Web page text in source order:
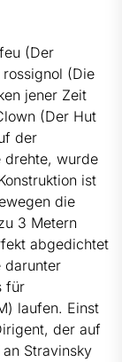
(Der
rossignol (Die
jener Zeit
(Der Hut
der
drehte, wurde
ist
die
3 Metern
abgedichtet
darunter
für
laufen. Einst
der auf
Stravinsky